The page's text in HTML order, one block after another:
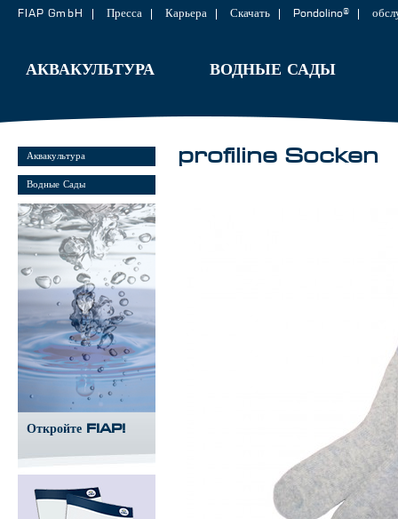
АКВАКУЛЬТУРА ВОДНЫЕ САДЫ
FIAP GmbH Пресса Карьера Скачать Pondolino®
profiline Socken
Аквакультура
Водные Сады
Откройте FIAP!